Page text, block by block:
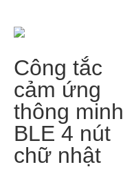
Công tắc
cảm ứng
thông minh
BLE 4 nút
chữ nhật